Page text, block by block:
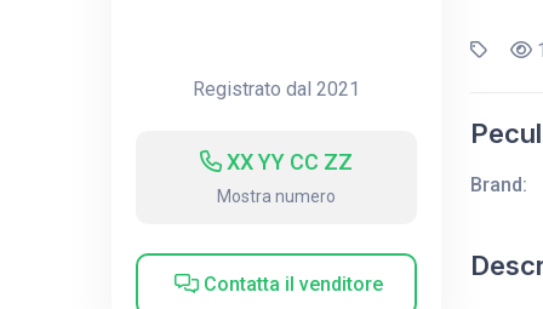
Registrato dal 2021
XX YY CC ZZ
Mostra numero
Contatta il venditore
Brand: